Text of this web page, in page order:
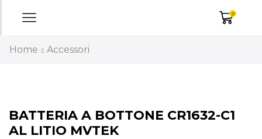
0
Home Accessori
BATTERIA A BOTTONE CR1632-C1
AL LITIO MVTEK